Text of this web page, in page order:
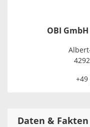
OBI
+49
Daten & Fakten